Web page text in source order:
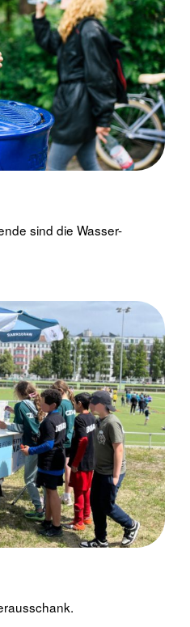
sind die Wasser-